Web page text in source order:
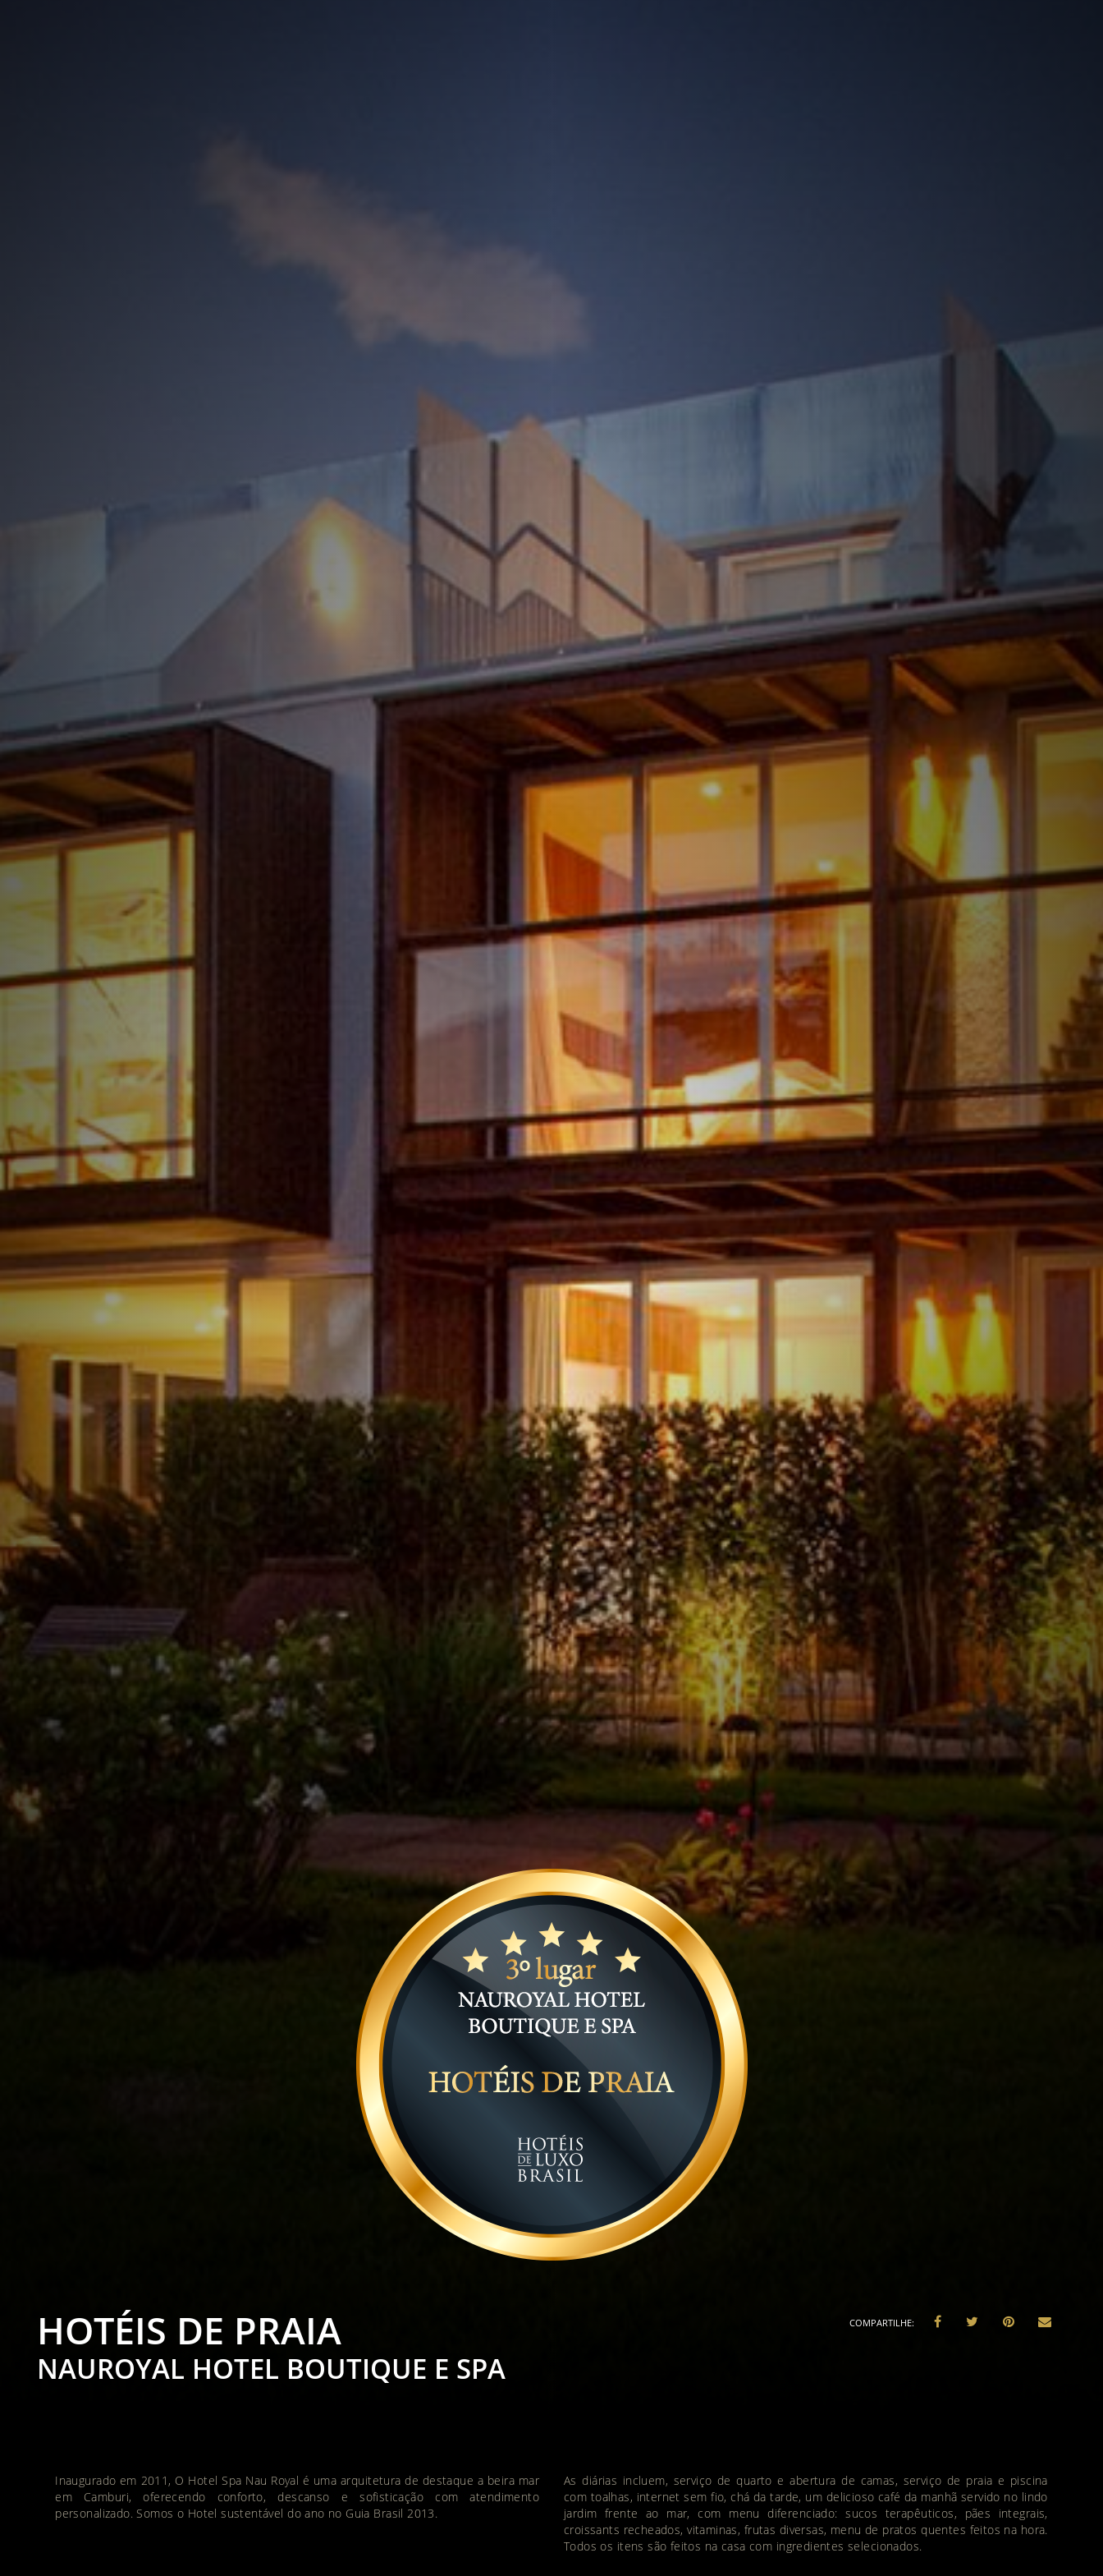
HOTÉIS DE PRAIA
NAUROYAL HOTEL BOUTIQUE E SPA
Inaugurado em 2011, O Hotel Spa Nau Royal é uma arquitetura de destaque a beira mar
em Camburi, oferecendo conforto, descanso e sofisticação com atendimento
personalizado. Somos o Hotel sustentável do ano no Guia Brasil 2013.
As diárias incluem, serviço de quarto e abertura de camas, serviço de praia e piscina
com toalhas, internet sem fio, chá da tarde, um delicioso café da manhã servido no lindo
jardim frente ao mar, com menu diferenciado: sucos terapêuticos, pães integrais,
croissants recheados, vitaminas, frutas diversas, menu de pratos quentes feitos na hora.
Todos os itens são feitos na casa com ingredientes selecionados.